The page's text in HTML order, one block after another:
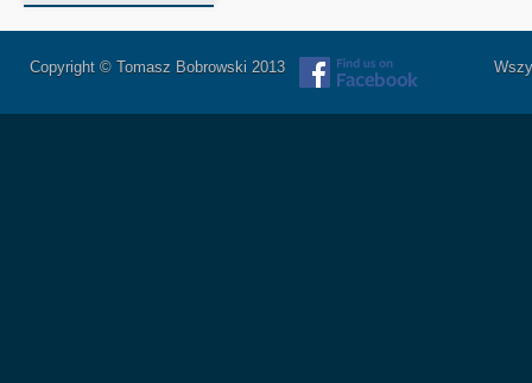
Copyright © Tomasz Bobrowski 2013 Wszystkie